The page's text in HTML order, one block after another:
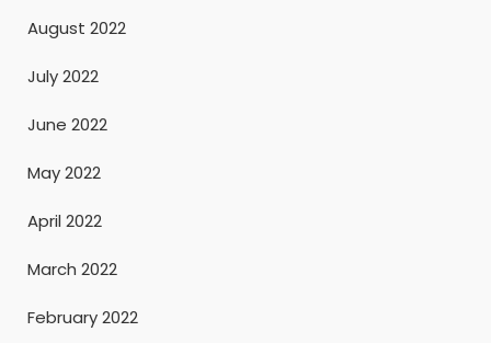
August 2022
July 2022
June 2022
May 2022
April 2022
March 2022
February 2022